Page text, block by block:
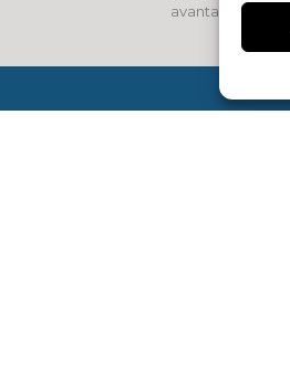
avantages